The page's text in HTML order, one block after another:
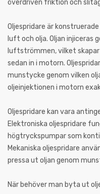
överdriven friktion och
Oljespridare är
luft och olja. Oljan injiceras
luftströmmen, vilket
sedan in i motorn.
munstycke genom vilken
oljeinjektionen i motorn
Oljespridare kan vara
Elektroniska oljespridare
högtryckspumpar som
Mekaniska oljespridare
pressa ut oljan genom
När behöver man byta ut